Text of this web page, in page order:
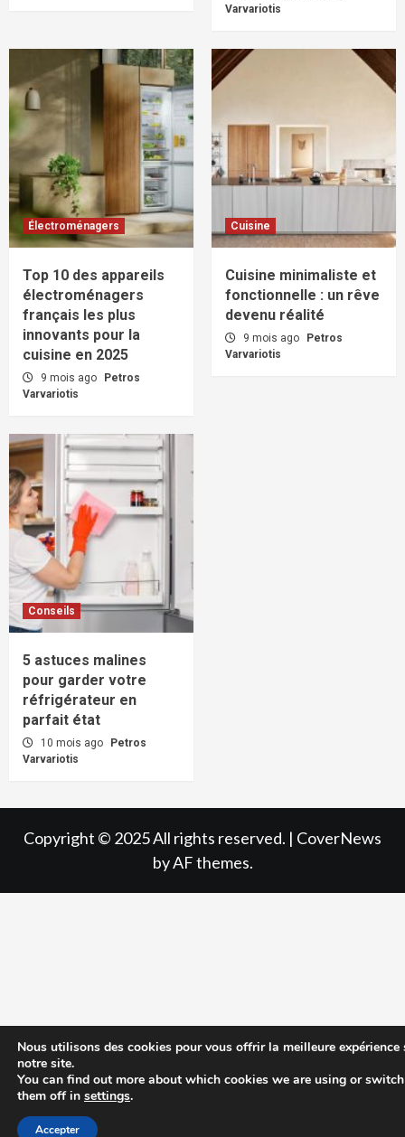
Varvariotis
Électroménagers
Top 10 des appareils
électroménagers
français les plus
innovants pour la
cuisine en 2025
9 mois ago
Petros
Varvariotis
Cuisine
Cuisine minimaliste et
fonctionnelle : un rêve
devenu réalité
9 mois ago
Petros
Varvariotis
Conseils
5 astuces malines
pour garder votre
réfrigérateur en
parfait état
10 mois ago
Petros
Varvariotis
Copyright © 2025 All rights reserved. | CoverNews
by AF themes.
Nous utilisons des cookies pour vous offrir la meilleure expérience
notre site.
You can find out more about which cookies we are using or switch
them off in settings.
Accepter